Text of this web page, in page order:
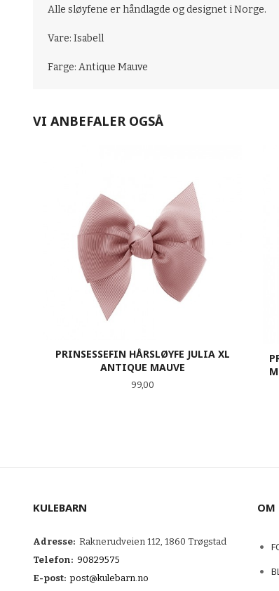
Alle sløyfene er håndlagde og designet i Norge.
Vare: Isabell
Farge: Antique Mauve
VI ANBEFALER OGSÅ
PRINSESSEFIN HÅRSLØYFE JULIA XL
ANTIQUE MAUVE
Pris
99,00
KULEBARN
Adresse: Raknerudveien 112, 1860 Trøgstad
Telefon: 90829575
E-post: post@kulebarn.no
OM